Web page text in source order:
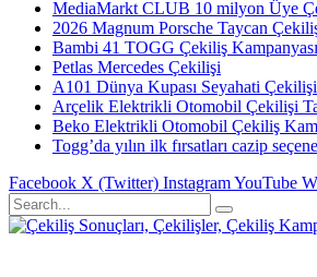
MediaMarkt CLUB 10 milyon Üye
2026 Magnum Porsche Taycan
Bambi 41 TOGG Çekiliş Kampanyası
Petlas Mercedes Çekilişi
A101 Dünya Kupası Seyahati Çekilişi
Arçelik Elektrikli Otomobil Çekilişi
Beko Elektrikli Otomobil Çekiliş
Togg’da yılın ilk fırsatları cazip
Facebook X (Twitter) InstagramYouTube